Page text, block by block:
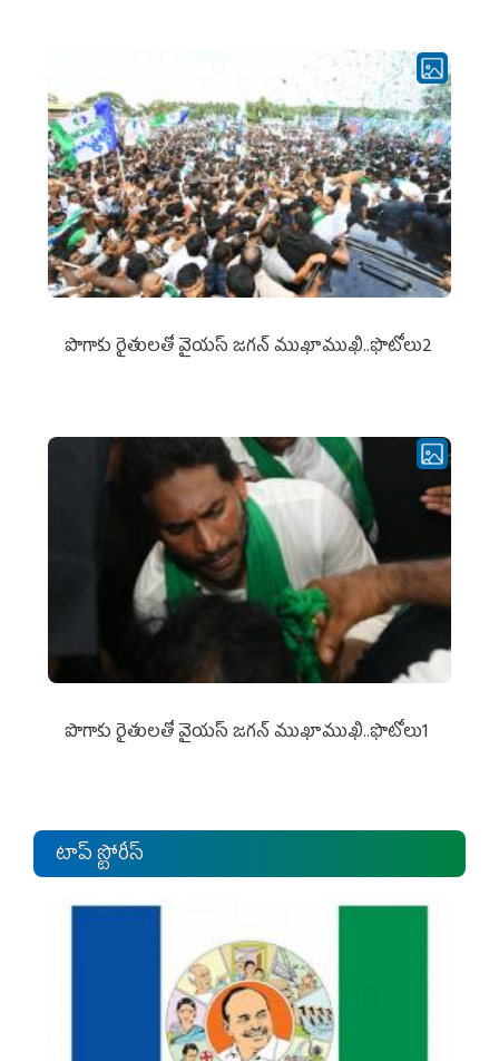
పొగాకు రైతుల‌తో వైయ‌స్ జ‌గ‌న్ ముఖాముఖి..ఫొటోలు2
పొగాకు రైతుల‌తో వైయ‌స్ జ‌గ‌న్ ముఖాముఖి..ఫొటోలు1
టాప్ స్టోరీస్